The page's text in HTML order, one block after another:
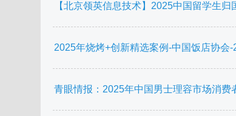
【北京领英信息技术】2025中国留学生
2025年烧烤+创新精选案例-中国饭店协会-
青眼情报：2025年中国男士理容市场消费